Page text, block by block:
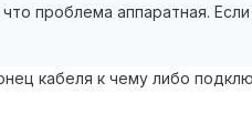
что проблема аппаратная.
кабеля к чему либо